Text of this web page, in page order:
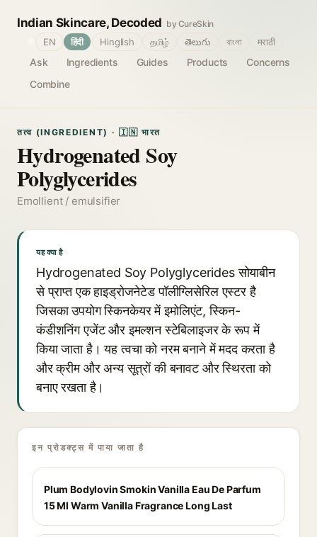
Indian Skincare, Decoded by CureSkin
Ask Ingredients Guides Products
Concerns
Combine
EN हिंदी Hinglish தமிழ் తెలుగు বাংলা मराठी
तत्व (INGREDIENT) · 🇮🇳 भारत
Hydrogenated Soy
Polyglycerides
Emollient / emulsifier
यह क्या है
Hydrogenated Soy Polyglycerides सोयाबीन
से प्राप्त एक हाइड्रोजनेटेड पॉलीग्लिसेरिल एस्टर है
जिसका उपयोग स्किनकेयर में इमोलिएंट, स्किन-
कंडीशनिंग एजेंट और इमल्शन स्टेबिलाइजर के रूप में
किया जाता है। यह त्वचा को नरम बनाने में मदद करता है
और क्रीम और अन्य सूत्रों की बनावट और स्थिरता को
बनाए रखता है।
इन प्रोडक्ट्स में पाया जाता है
Plum Bodylovin Smokin Vanilla Eau De Parfum
15 Ml Warm Vanilla Fragrance Long Last